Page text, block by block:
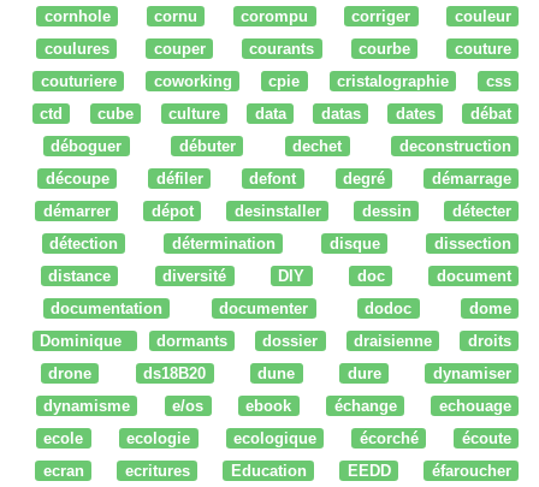
cornhole
cornu corompu corriger
couleur
coulures
couper courants courbe
couture
couturiere
coworking cpie cristalographie
css
ctd
cube culture data datas dates
débat
déboguer
débuter dechet
deconstruction
découpe
défiler defont degré
démarrage
démarrer
dépot desinstaller dessin
détecter
détection
détermination disque
dissection
distance
diversité DIY doc
document
documentation
documenter dodoc
dome
Dominique
dormants dossier draisienne
droits
drone
ds18B20 dune dure
dynamiser
dynamisme
e/os ebook échange
echouage
ecole
ecologie ecologique écorché
écoute
ecran
ecritures Education EEDD éfaroucher